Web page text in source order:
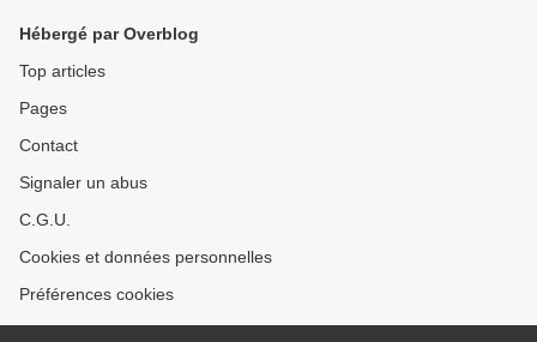
Hébergé par Overblog
Top articles
Pages
Contact
Signaler un abus
C.G.U.
Cookies et données personnelles
Préférences cookies